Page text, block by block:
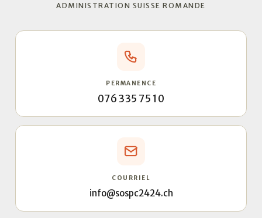
ADMINISTRATION SUISSE ROMANDE
PERMANENCE
076 335 75 10
COURRIEL
info@sospc2424.ch